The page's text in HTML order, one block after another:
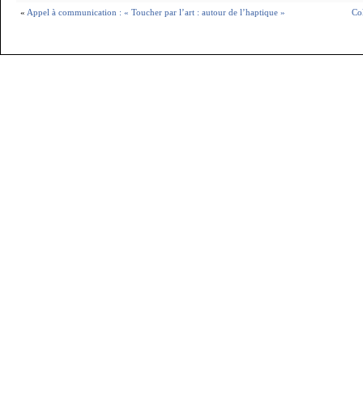
« Appel à communication : « Toucher par l’art : autour de l’haptique »